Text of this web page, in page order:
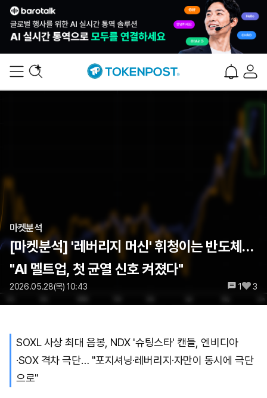
마켓분석
[마켓분석] '레버리지 머신' 휘청이는 반도체…
"AI 멜트업, 첫 균열 신호 켜졌다"
2026.05.28(목) 10:43 1 3
SOXL 사상 최대 음봉, NDX '슈팅스타' 캔들, 엔비디아
·SOX 격차 극단… "포지셔닝·레버리지·자만이 동시에 극단
으로"